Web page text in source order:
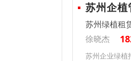
苏州企植
苏州绿植租
徐晓杰
苏州企业绿植